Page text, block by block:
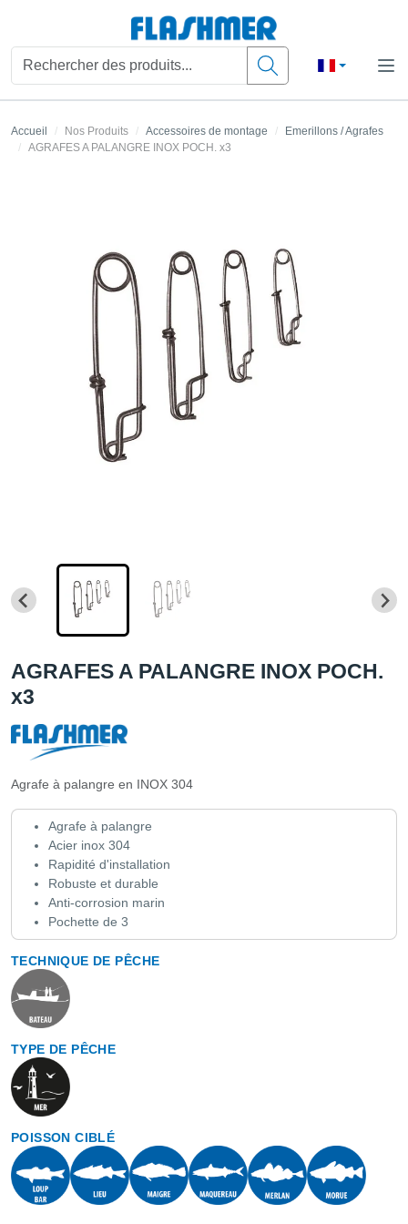
Accueil Nos Produits Accessoires de montage
Emerillons / Agrafes
AGRAFES A PALANGRE INOX POCH. x3
AGRAFES A PALANGRE INOX POCH.
x3
Agrafe à palangre en INOX 304
Agrafe à palangre
Acier inox 304
Rapidité d'installation
Robuste et durable
Anti-corrosion marin
Pochette de 3
TECHNIQUE DE PÊCHE
TYPE DE PÊCHE
POISSON CIBLÉ